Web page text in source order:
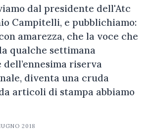
dal presidente dell'Atc
Campitelli, e pubblichiamo:
amarezza, che la voce che
qualche settimana
riserva
diventa una cruda
articoli di stampa abbiamo
2018